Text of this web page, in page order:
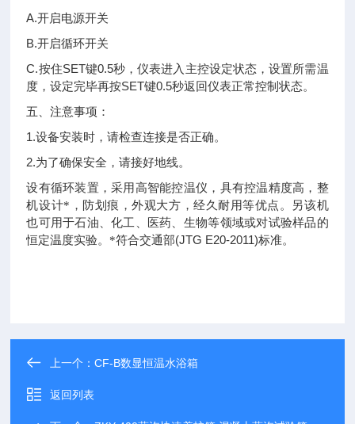
A.开启电源开关
B.开启循环开关
C.按住SET键0.5秒，仪表进入主控设定状态，设置所需温
度，设定完毕再按SET键0.5秒返回仪表正常控制状态。
五、注意事项：
1.设备安装时，请检查连接是否正确。
2.为了确保安全，请接好地线。
设有循环装置，采用高智能控温仪，具有控温精度高，整
机设计*，防划痕，外观大方，经久耐用等优点。另该机
也可用于石油、化工、医药、生物等领域或对试验样品的
恒定温度实验。*符合交通部(JTG E20-2011)标准。
上一个：CF-B数显恒温水浴箱
返回列表